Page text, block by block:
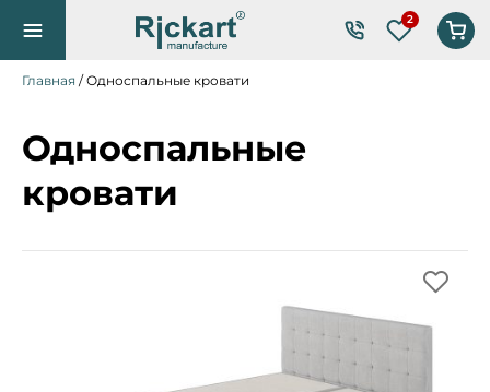
Список
Главная / Односпальные кровати
Односпальные
кровати